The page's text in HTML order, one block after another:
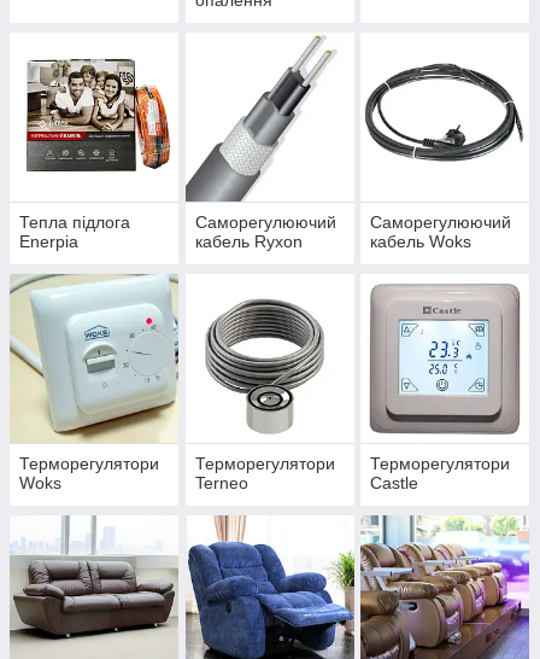
Тепла підлога
Enerpia
Саморегулюючий
кабель Ryxon
Саморегулюючий
кабель Woks
Терморегулятори
Woks
Терморегулятори
Terneo
Терморегулятори
Castle